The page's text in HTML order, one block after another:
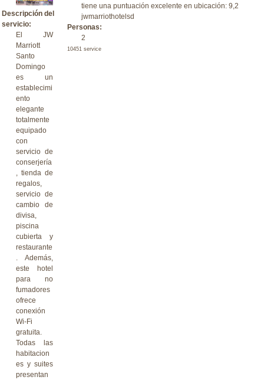
Descripción del
servicio:
El JW
Marriott
Santo
Domingo
es un
establecimi
ento
elegante
totalmente
equipado
con
servicio de
conserjería
, tienda de
regalos,
servicio de
cambio de
divisa,
piscina
cubierta y
restaurante
. Además,
este hotel
para no
fumadores
ofrece
conexión
Wi-Fi
gratuita.
Todas las
habitacion
es y suites
presentan
tiene una puntuación excelente en ubicación: 9,2
jwmarriothotelsd
Personas:
2
10451 service